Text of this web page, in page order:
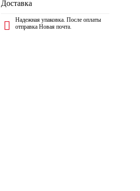
Доставка
Надежная упаковка. После оплаты
отправка Новая почта.